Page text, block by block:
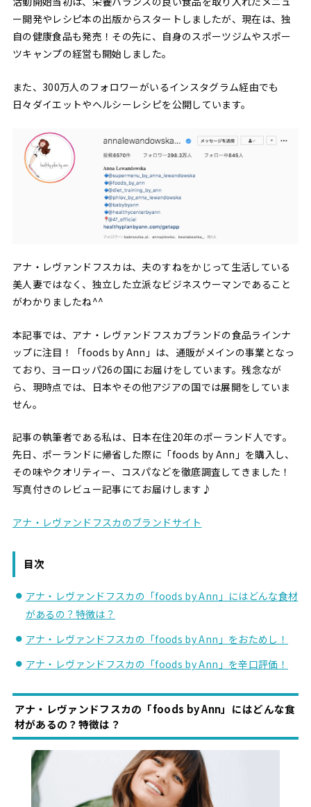
ー開発やレシピ本の出版からスタートしましたが、現在は、独
自の健康食品も発売！その先に、自身のスポーツジムやスポー
ツキャンプの経営も開始しました。
また、300万人のフォロワーがいるインスタグラム経由でも
日々ダイエットやヘルシーレシピを公開しています。
アナ・レヴァンドフスカは、夫のすねをかじって生活している
美人妻ではなく、独立した立派なビジネスウーマンであること
がわかりましたね^^
本記事では、アナ・レヴァンドフスカブランドの食品ラインナ
ップに注目！「foods by Ann」は、通販がメインの事業となっ
ており、ヨーロッパ26の国にお届けをしています。残念なが
ら、現時点では、日本やその他アジアの国では展開をしていま
せん。
記事の執筆者である私は、日本在住20年のポーランド人です。
先日、ポーランドに帰省した際に「foods by Ann」を購入し、
その味やクオリティー、コスパなどを徹底調査してきました！
写真付きのレビュー記事にてお届けします♪
アナ・レヴァンドフスカのブランドサイト
目次
アナ・レヴァンドフスカの「foods by Ann」にはどんな食材
があるの？特徴は？
アナ・レヴァンドフスカの「foods by Ann」をおためし！
アナ・レヴァンドフスカの「foods by Ann」を辛口評価！
アナ・レヴァンドフスカの「foods by Ann」にはどんな食
材があるの？特徴は？